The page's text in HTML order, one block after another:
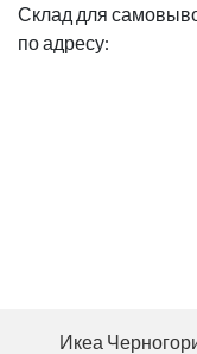
Склад для
по адресу:
Икеа